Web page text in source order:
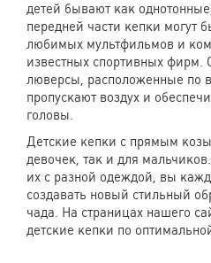
детей бывают как
передней части кепки могут
любимых мультфильмов и
известных спортивных фирм.
люверсы, расположенные по
пропускают воздух и
головы.
Детские кепки с прямым
девочек, так и для
их с разной одеждой, вы
создавать новый стильный
чада. На страницах нашего
детские кепки по